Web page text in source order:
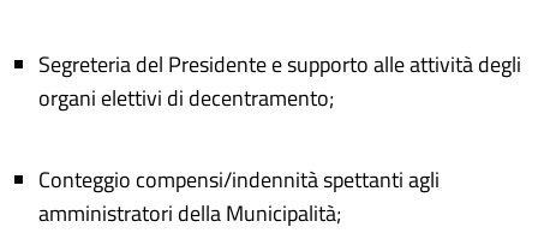
Segreteria del Presidente e supporto alle attività degli
organi elettivi di decentramento;
Conteggio compensi/indennità spettanti agli
amministratori della Municipalità;